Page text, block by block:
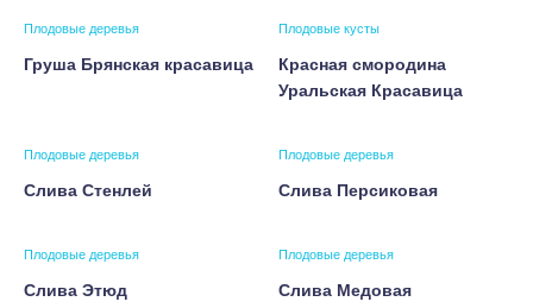
Плодовые деревья
Груша Брянская красавица
Плодовые кусты
Красная смородина
Уральская Красавица
Плодовые деревья
Слива Стенлей
Плодовые деревья
Слива Персиковая
Плодовые деревья
Слива Этюд
Плодовые деревья
Слива Медовая